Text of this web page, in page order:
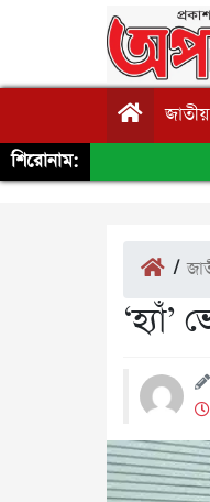
জাতীয়
শিরোনাম:
/
‘হ্যাঁ’